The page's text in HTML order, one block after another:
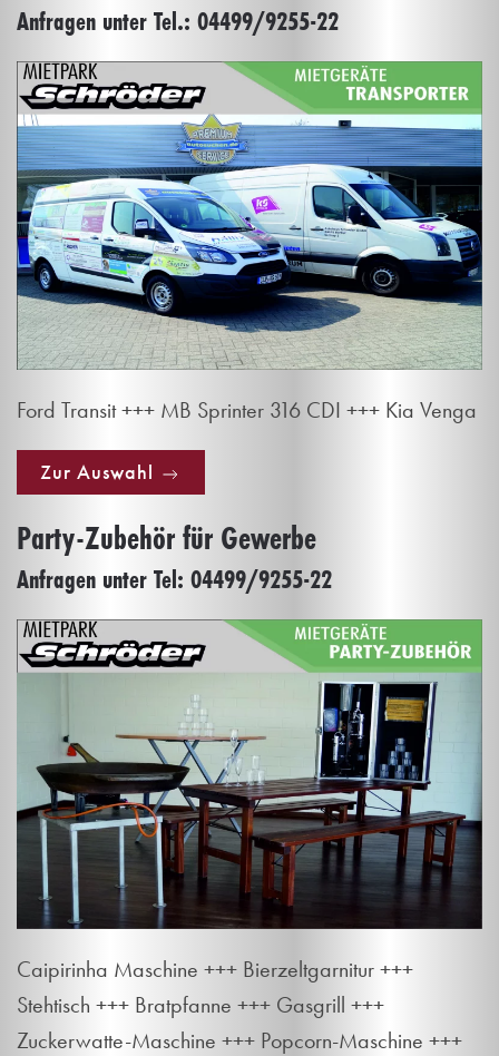
Anfragen unter Tel.: 04499/9255-22
Ford Transit +++ MB Sprinter 316 CDI +++ Kia Venga
Zur Auswahl
Party-Zubehör für Gewerbe
Anfragen unter Tel: 04499/9255-22
Caipirinha Maschine +++ Bierzeltgarnitur +++
Stehtisch +++ Bratpfanne +++ Gasgrill +++
Zuckerwatte-Maschine +++ Popcorn-Maschine +++